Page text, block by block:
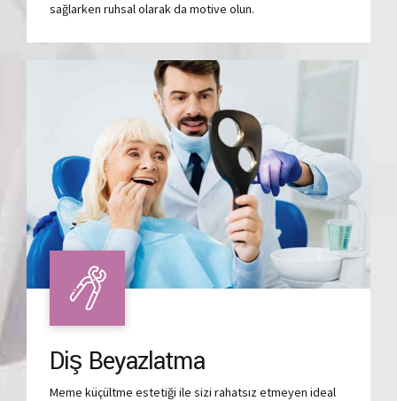
sağlarken ruhsal olarak da motive olun.
Diş Beyazlatma
Meme küçültme estetiği ile sizi rahatsız etmeyen ideal